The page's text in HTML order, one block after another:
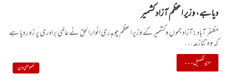
دیا ہے، وزیر اعظم آزاد کشمیر
مظفر آباد:آزاد جموں وکشمیر کے وزیر اعظم چوہدری انوار الحق نے عالمی برادری پر زور دیا ہے
کہ وہ تنازعہ…
مزید تفصیل۔۔۔
خصوصی دن